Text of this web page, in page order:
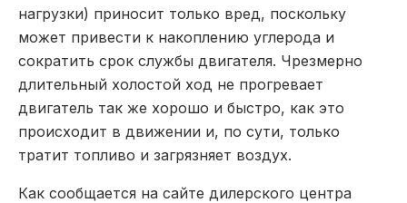
нагрузки) приносит только вред, поскольку
может привести к накоплению углерода и
сократить срок службы двигателя. Чрезмерно
длительный холостой ход не прогревает
двигатель так же хорошо и быстро, как это
происходит в движении и, по сути, только
тратит топливо и загрязняет воздух.
Как сообщается на сайте дилерского центра